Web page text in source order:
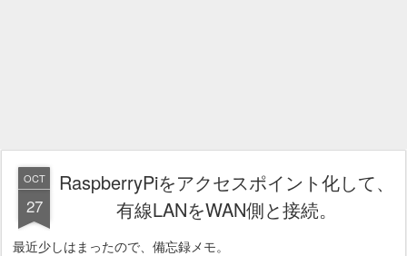
OCT
27
RaspberryPiをアクセスポイント化して、
有線LANをWAN側と接続。
最近少しはまったので、備忘録メモ。